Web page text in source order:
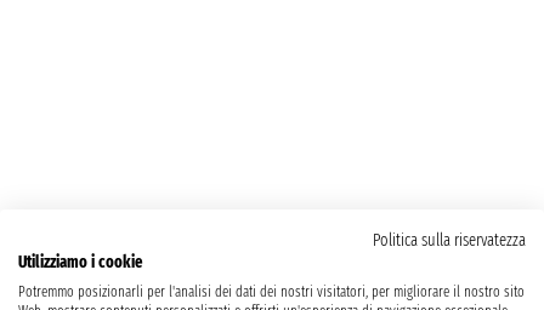
Politica sulla riservatezza
Utilizziamo i cookie
Potremmo posizionarli per l'analisi dei dati dei nostri visitatori, per migliorare il nostro sito